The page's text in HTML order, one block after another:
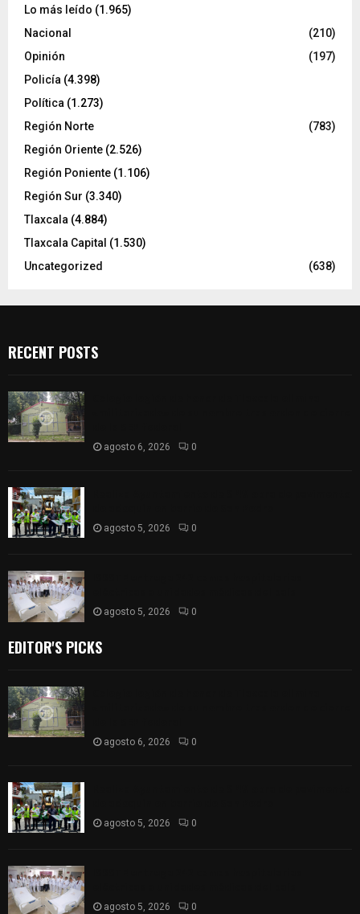
Lo más leído (1.965)
Nacional
(210)
Opinión
(197)
Policía (4.398)
Política (1.273)
Región Norte
(783)
Región Oriente (2.526)
Región Poniente (1.106)
Región Sur (3.340)
Tlaxcala (4.884)
Tlaxcala Capital (1.530)
Uncategorized
(638)
RECENT POSTS
agosto 6, 2026 0
agosto 5, 2026 0
agosto 5, 2026 0
EDITOR'S PICKS
agosto 6, 2026 0
agosto 5, 2026 0
agosto 5, 2026 0